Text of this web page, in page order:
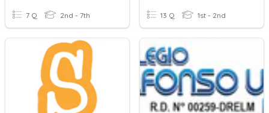
7 Q 2nd - 7th 13 Q 1st - 2nd